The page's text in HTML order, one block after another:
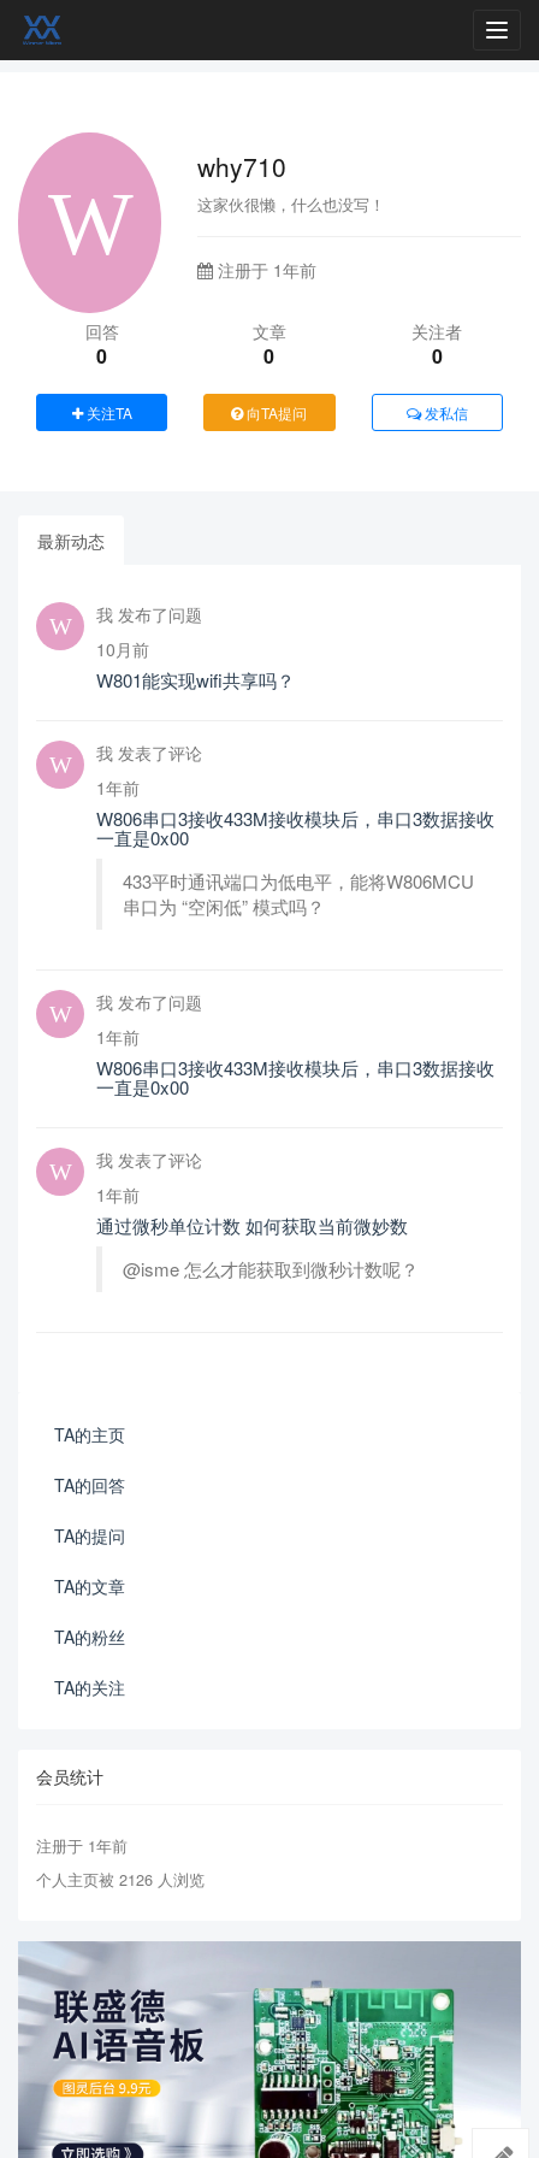
why710
这家伙很懒，什么也没写！
注册于 1年前
回答
0
文章
0
关注者
0
关注TA 向TA提问 发私信
最新动态
我 发布了问题
10月前
W801能实现wifi共享吗？
我 发表了评论
1年前
W806串口3接收433M接收模块后，串口3数据接收
一直是0x00
433平时通讯端口为低电平，能将W806MCU
串口为 “空闲低” 模式吗？
我 发布了问题
1年前
W806串口3接收433M接收模块后，串口3数据接收
一直是0x00
我 发表了评论
1年前
通过微秒单位计数 如何获取当前微妙数
@isme 怎么才能获取到微秒计数呢？
TA的主页
TA的回答
TA的提问
TA的文章
TA的粉丝
TA的关注
会员统计
注册于 1年前
个人主页被 2126 人浏览